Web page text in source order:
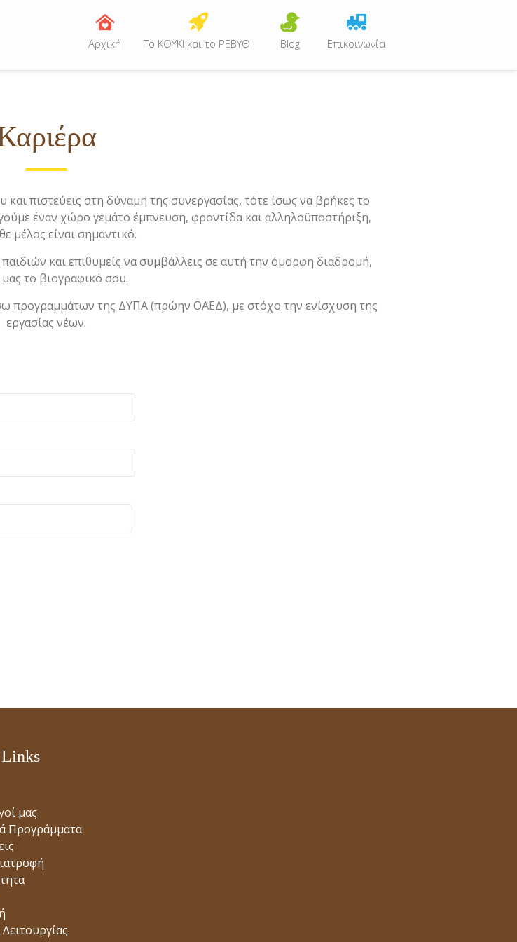
Αρχική Tο ΚΟΥΚΙ και το ΡΕΒΥΘΙ Blog Επικοινωνία
και πιστεύεις στη δύναμη της συνεργασίας, τότε ίσως να βρήκες το
έναν χώρο γεμάτο έμπνευση, φροντίδα και αλληλοϋποστήριξη,
μέλος είναι σημαντικό.
και επιθυμείς να συμβάλλεις σε αυτή την όμορφη διαδρομή,
μας το βιογραφικό σου.
προγραμμάτων της ΔΥΠΑ (πρώην ΟΑΕΔ), με στόχο την ενίσχυση της
εργασίας νέων.
μας
Προγράμματα